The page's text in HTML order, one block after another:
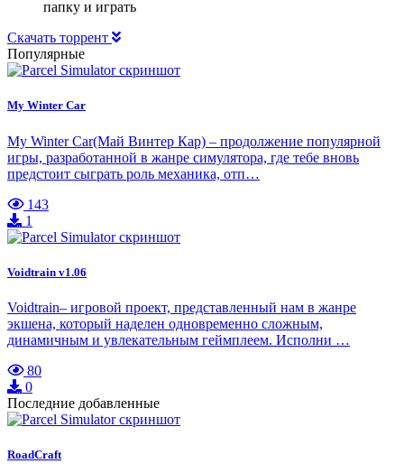
папку и играть
Скачать торрент
Популярные
My Winter Car
My Winter Car(Май Винтер Кар) – продолжение популярной
игры, разработанной в жанре симулятора, где тебе вновь
предстоит сыграть роль механика, отп…
143
1
Voidtrain v1.06
Voidtrain– игровой проект, представленный нам в жанре
экшена, который наделен одновременно сложным,
динамичным и увлекательным геймплеем. Исполни …
80
0
Последние добавленные
RoadCraft